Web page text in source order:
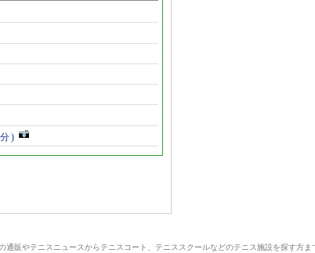
)
販やテニスニュースからテニスコート、テニススクールなどのテニス施設を探す方ま